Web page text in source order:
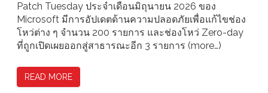
Patch Tuesday ประจำเดือนมิถุนายน 2026 ของ
Microsoft มีการอัปเดตด้านความปลอดภัยเพื่อแก้ไขช่อง
โหว่ต่าง ๆ จำนวน 200 รายการ และช่องโหว่ Zero-day
ที่ถูกเปิดเผยออกสู่สาธารณะอีก 3 รายการ (more…)
READ MORE